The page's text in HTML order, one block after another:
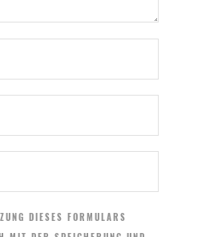
DIESES FORMULARS